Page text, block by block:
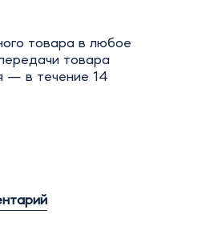
товара в любое
товара
— в течение 14